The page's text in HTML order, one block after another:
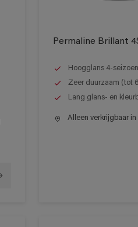
Permaline Brillant
Hoogglans 4-
Zeer duurzaam (tot
Lang glans- en
Alleen verkrijgbaar in